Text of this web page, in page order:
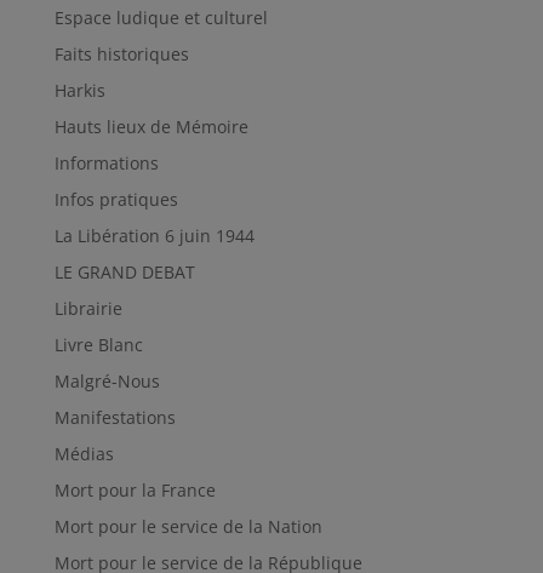
Espace ludique et culturel
Faits historiques
Harkis
Hauts lieux de Mémoire
Informations
Infos pratiques
La Libération 6 juin 1944
LE GRAND DEBAT
Librairie
Livre Blanc
Malgré-Nous
Manifestations
Médias
Mort pour la France
Mort pour le service de la Nation
Mort pour le service de la République